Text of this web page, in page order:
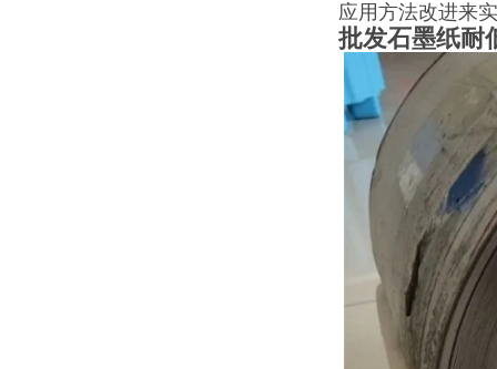
应用方法改进来
批发石墨纸耐